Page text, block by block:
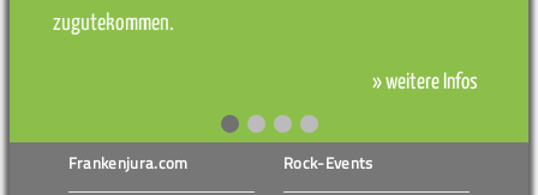
zugutekommen.
» weitere Infos
Frankenjura.com Rock-Events